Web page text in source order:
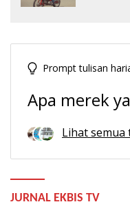
Prompt tulisan
Apa merek
Lihat semua
JURNAL EKBIS TV